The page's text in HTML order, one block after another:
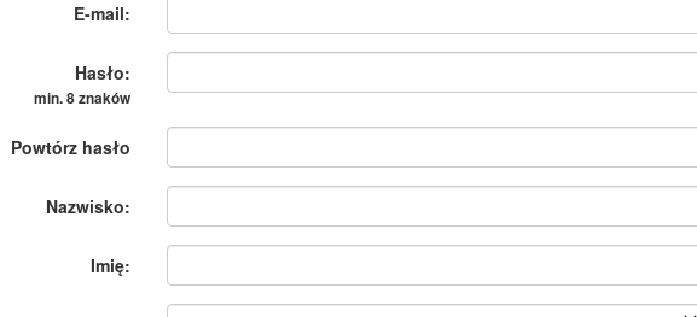
E-mail:
Hasło:
min. 8 znaków
Powtórz hasło
Nazwisko:
Imię: